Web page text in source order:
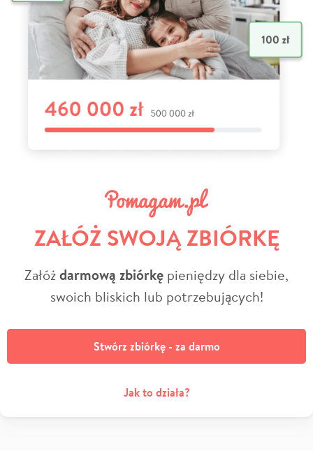
ZAŁÓŻ SWOJĄ ZBIÓRKĘ
Załóżdarmową zbiórkę pieniędzy dla siebie,
swoich bliskich lub potrzebujących!
Stwórz zbiórkę - za darmo
Jak to działa?